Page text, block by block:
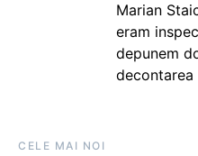
Marian
eram
depunem
decontarea
CELE MAI NOI